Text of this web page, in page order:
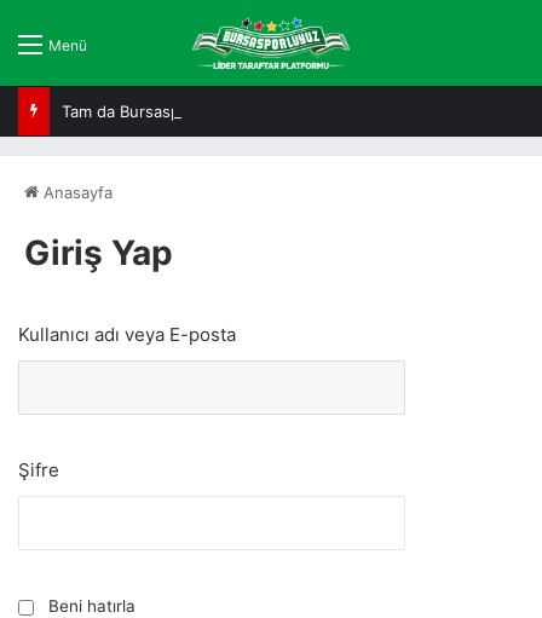
Menü
Tam da Bursaspor ruhuna uygun!
Anasayfa
Giriş Yap
Kullanıcı adı veya E-posta
Şifre
Beni hatırla